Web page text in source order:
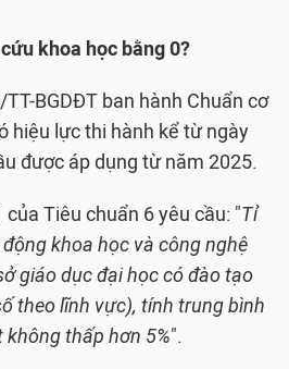
khoa học bằng 0?
BGDĐT ban hành Chuẩn cơ
hiệu lực thi hành kể từ ngày
được áp dụng từ năm 2025.
Tiêu chuẩn 6 yêu cầu: "Tỉ
khoa học và công nghệ
giáo dục đại học có đào tạo
theo lĩnh vực), tính trung bình
thấp hơn 5%".